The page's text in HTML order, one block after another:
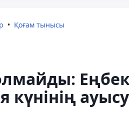
Қоғам тынысы
Еңбек
күнінің